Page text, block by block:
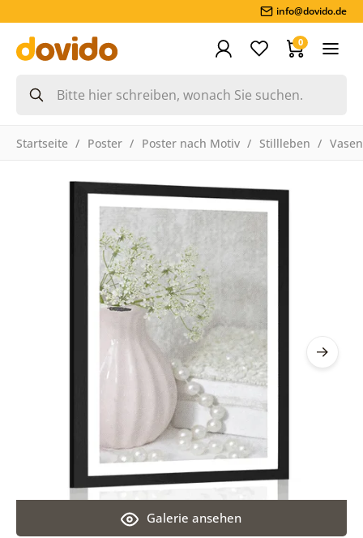
info@dovido.de
0
Startseite Poster Poster nach Motiv Stillleben Vasen
Galerie ansehen